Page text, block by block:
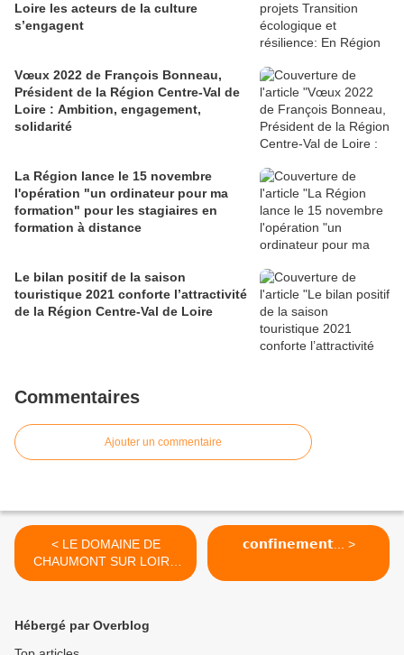
Loire les acteurs de la culture
s’engagent
Vœux 2022 de François Bonneau,
Président de la Région Centre-Val de
Loire : Ambition, engagement,
solidarité
La Région lance le 15 novembre
l'opération "un ordinateur pour ma
formation" pour les stagiaires en
formation à distance
Le bilan positif de la saison
touristique 2021 conforte l’attractivité
de la Région Centre-Val de Loire
Commentaires
Ajouter un commentaire
< LE DOMAINE DE
CHAUMONT SUR LOIRE
prolonge la Saison d’art
𝗰𝗼𝗻𝗳𝗶𝗻𝗲𝗺𝗲𝗻𝘁... >
Hébergé par Overblog